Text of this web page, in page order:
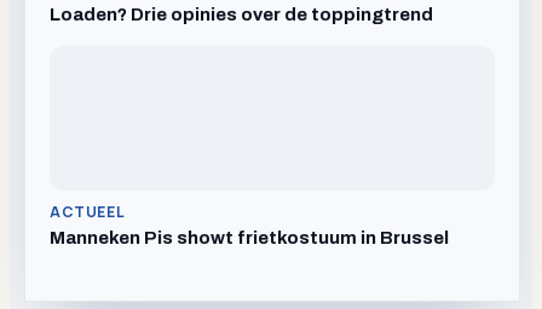
Loaden? Drie opinies over de toppingtrend
ACTUEEL
Manneken Pis showt frietkostuum in Brussel